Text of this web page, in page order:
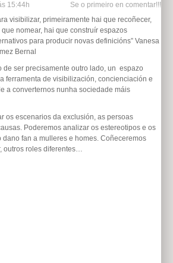
15:44h
Se o primeiro en comentar!!!
visibilizar, primeiramente hai que recoñecer,
que nomear, hai que construír espazos
para producir novas definicións” Vanesa
Bernal
de ser precisamente outro lado, un espazo
ferramenta de visibilización, concienciación e
a converternos nunha sociedade máis
os escenarios da exclusión, as persoas
Poderemos analizar os estereotipos e os
fan a mulleres e homes. Coñeceremos
outros roles diferentes…